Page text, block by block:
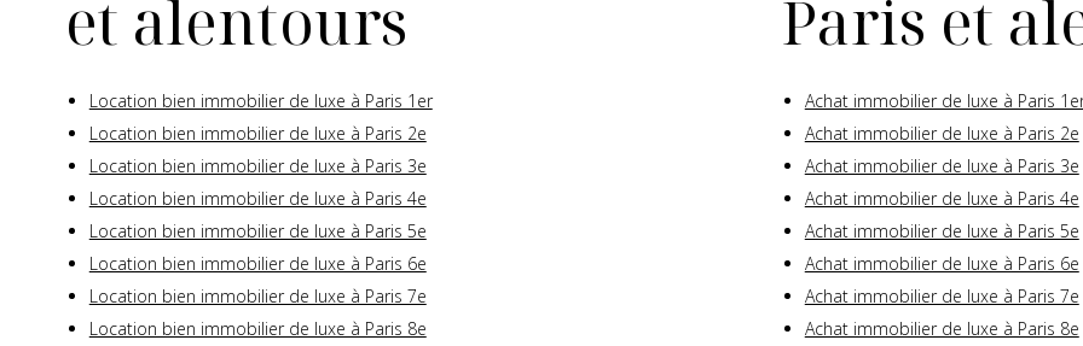
et alentours
Location bien immobilier de luxe à Paris 1er
Location bien immobilier de luxe à Paris 2e
Location bien immobilier de luxe à Paris 3e
Location bien immobilier de luxe à Paris 4e
Location bien immobilier de luxe à Paris 5e
Location bien immobilier de luxe à Paris 6e
Location bien immobilier de luxe à Paris 7e
Location bien immobilier de luxe à Paris 8e
Paris et
Achat immobilier de luxe à Paris
Achat immobilier de luxe à Paris 2e
Achat immobilier de luxe à Paris 3e
Achat immobilier de luxe à Paris 4e
Achat immobilier de luxe à Paris 5e
Achat immobilier de luxe à Paris 6e
Achat immobilier de luxe à Paris 7e
Achat immobilier de luxe à Paris 8e